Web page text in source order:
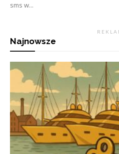
sms w...
R E K L A
Najnowsze